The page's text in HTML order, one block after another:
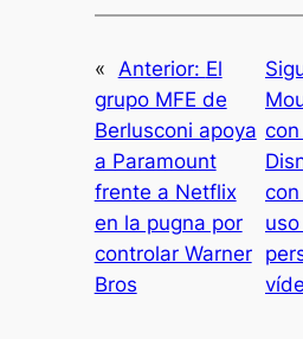
« Anterior: El
grupo MFE de
Berlusconi apoya
a Paramount
frente a Netflix
en la pugna por
controlar Warner
Bros
con
con